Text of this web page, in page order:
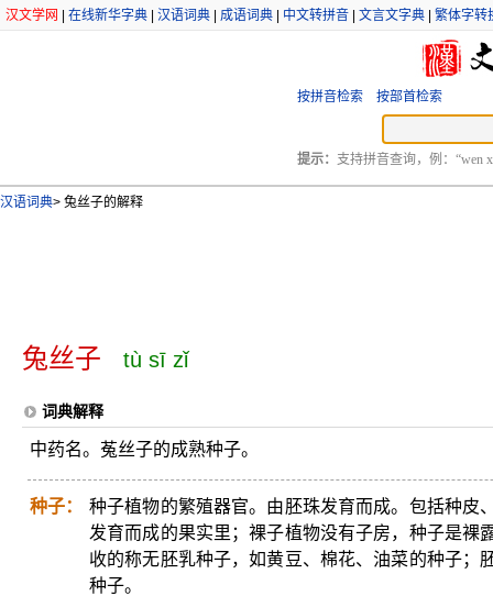
汉文学网 在线新华字典 汉语词典 成语词典 中文转拼音 文言文字典 繁体字转
按拼音检索 按部首检索
提示： 支持拼音查询，例：“wen
汉语词典> 兔丝子的解释
兔丝子 tù sī zǐ
词典解释
中药名。菟丝子的成熟种子。
种子：
种子植物的繁殖器官。由胚珠发育而成。包括种皮
发育而成的果实里；裸子植物没有子房，种子是裸
收的称无胚乳种子，如黄豆、棉花、油菜的种子；
种子。